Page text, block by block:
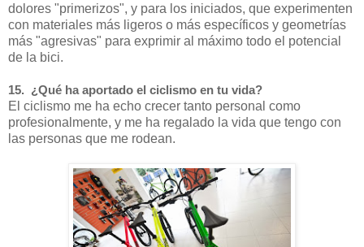
dolores "primerizos", y para los iniciados, que experimenten
con materiales más ligeros o más específicos y geometrías
más "agresivas" para exprimir al máximo todo el potencial
de la bici.
15. ¿Qué ha aportado el ciclismo en tu vida?
El ciclismo me ha echo crecer tanto personal como
profesionalmente, y me ha regalado la vida que tengo con
las personas que me rodean.